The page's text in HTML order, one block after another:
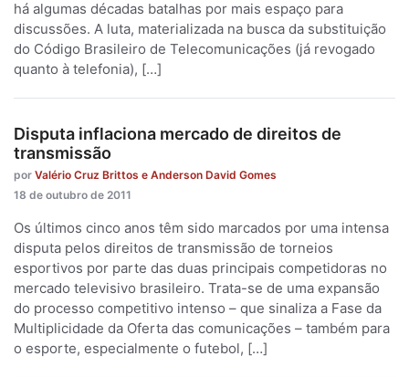
há algumas décadas batalhas por mais espaço para
discussões. A luta, materializada na busca da substituição
do Código Brasileiro de Telecomunicações (já revogado
quanto à telefonia), […]
Disputa inflaciona mercado de direitos de
transmissão
por Valério Cruz Brittos e Anderson David Gomes
18 de outubro de 2011
Os últimos cinco anos têm sido marcados por uma intensa
disputa pelos direitos de transmissão de torneios
esportivos por parte das duas principais competidoras no
mercado televisivo brasileiro. Trata-se de uma expansão
do processo competitivo intenso – que sinaliza a Fase da
Multiplicidade da Oferta das comunicações – também para
o esporte, especialmente o futebol, […]